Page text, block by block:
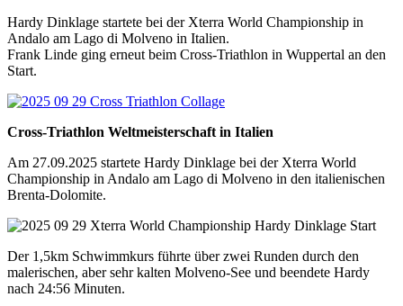
Hardy Dinklage startete bei der Xterra World Championship in
Andalo am Lago di Molveno in Italien.
Frank Linde ging erneut beim Cross-Triathlon in Wuppertal an den
Start.
Cross-Triathlon Weltmeisterschaft in Italien
Am 27.09.2025 startete Hardy Dinklage bei der Xterra World
Championship in Andalo am Lago di Molveno in den italienischen
Brenta-Dolomite.
Der 1,5km Schwimmkurs führte über zwei Runden durch den
malerischen, aber sehr kalten Molveno-See und beendete Hardy
nach 24:56 Minuten.